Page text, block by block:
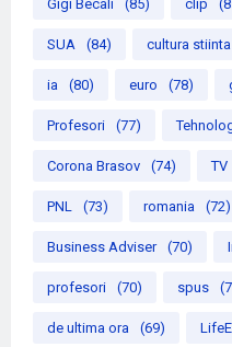
Gigi Becali (85) clip
SUA (84) cultura stiinta
ia (80) euro (78)
Profesori (77)
Corona Brasov (74) TV
PNL (73) romania (72)
Business Adviser (70)
profesori (70) spus
de ultima ora (69)